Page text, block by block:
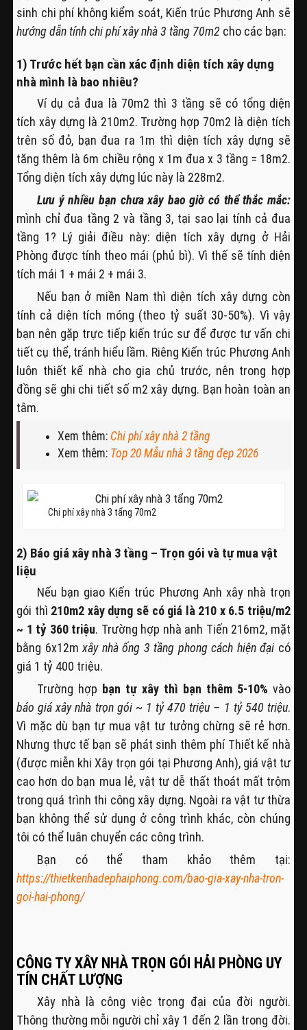
sinh chi phí không kiểm soát, Kiến trúc Phương Anh sẽ
hướng dẫn tính chi phí xây nhà 3 tầng 70m2 cho các bạn:
1) Trước hết bạn cần xác định diện tích xây dựng
nhà mình là bao nhiêu?
Ví dụ cả đua là 70m2 thì 3 tầng sẽ có tổng diện
tích xây dựng là 210m2. Trường hợp 70m2 là diện tích
trên sổ đỏ, bạn đua ra 1m thì diện tích xây dựng sẽ
tăng thêm là 6m chiều rộng x 1m đua x 3 tầng = 18m2.
Tổng diện tích xây dựng lúc này là 228m2.
Lưu ý nhiều bạn chưa xây bao giờ có thể thắc mắc:
mình chỉ đua tầng 2 và tầng 3, tại sao lại tính cả đua
tầng 1? Lý giải điều này: diện tích xây dựng ở Hải
Phòng được tính theo mái (phủ bì). Vì thế sẽ tính diện
tích mái 1 + mái 2 + mái 3.
Nếu bạn ở miền Nam thì diện tích xây dựng còn
tính cả diện tích móng (theo tỷ suất 30-50%). Vì vậy
bạn nên gặp trực tiếp kiến trúc sư để được tư vấn chi
tiết cụ thể, tránh hiểu lầm. Riêng Kiến trúc Phương Anh
luôn thiết kế nhà cho gia chủ trước, nên trong hợp
đồng sẽ ghi chi tiết số m2 xây dựng. Bạn hoàn toàn an
tâm.
Xem thêm: Chi phí xây nhà 2 tầng
Xem thêm: Top 20 Mẫu nhà 3 tầng đẹp 2026
Chi phí xây nhà 3 tẩng 70m2
2) Báo giá xây nhà 3 tầng – Trọn gói và tự mua vật
liệu
Nếu bạn giao Kiến trúc Phương Anh xây nhà trọn
gói thì 210m2 xây dựng sẽ có giá là 210 x 6.5 triệu/m2
~ 1 tỷ 360 triệu. Trường hợp nhà anh Tiến 216m2, mặt
bằng 6x12mxây nhà ống 3 tầng phong cách hiện đại có
giá 1 tỷ 400 triệu.
Trường hợp bạn tự xây thì bạn thêm 5-10% vào
báo giá xây nhà trọn gói ~ 1 tỷ 470 triệu – 1 tỷ 540 triệu.
Vì mặc dù bạn tự mua vật tư tưởng chừng sẽ rẻ hơn.
Nhưng thực tế bạn sẽ phát sinh thêm phí Thiết kế nhà
(được miễn khi Xây trọn gói tại Phương Anh), giá vật tư
cao hơn do bạn mua lẻ, vật tư dễ thất thoát mất trộm
trong quá trình thi công xây dựng. Ngoài ra vật tư thừa
bạn không thể sử dụng ở công trình khác, còn chúng
tôi có thể luân chuyển các công trình.
Bạn có thể tham khảo thêm tại:
https://thietkenhadephaiphong.com/bao-gia-xay-nha-tron-
goi-hai-phong/
CÔNG TY XÂY NHÀ TRỌN GÓI HẢI PHÒNG UY
TÍN CHẤT LƯỢNG
Xây nhà là công việc trọng đại của đời người.
Thông thường mỗi người chỉ xây 1 đến 2 lần trong đời.